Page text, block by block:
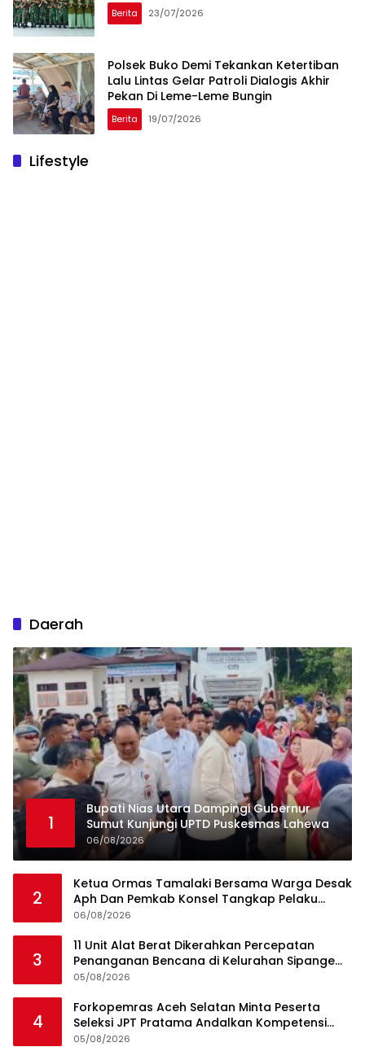
Berita 23/07/2026
Polsek Buko Demi Tekankan Ketertiban
Lalu Lintas Gelar Patroli Dialogis Akhir
Pekan Di Leme-Leme Bungin
Berita 19/07/2026
Lifestyle
Daerah
1
Bupati Nias Utara Dampingi Gubernur
Sumut Kunjungi UPTD Puskesmas Lahewa
06/08/2026
2
Ketua Ormas Tamalaki Bersama Warga Desak
Aph Dan Pemkab Konsel Tangkap Pelaku
Angkut Cangkang Sawit Overload, Truk PT KAP
06/08/2026
3
11 Unit Alat Berat Dikerahkan Percepatan
Penanganan Bencana di Kelurahan Sipange
Kecamatan Tukka
05/08/2026
4
Forkopemras Aceh Selatan Minta Peserta
Seleksi JPT Pratama Andalkan Kompetensi
dan Integritas, Bukan Kedekatan
05/08/2026